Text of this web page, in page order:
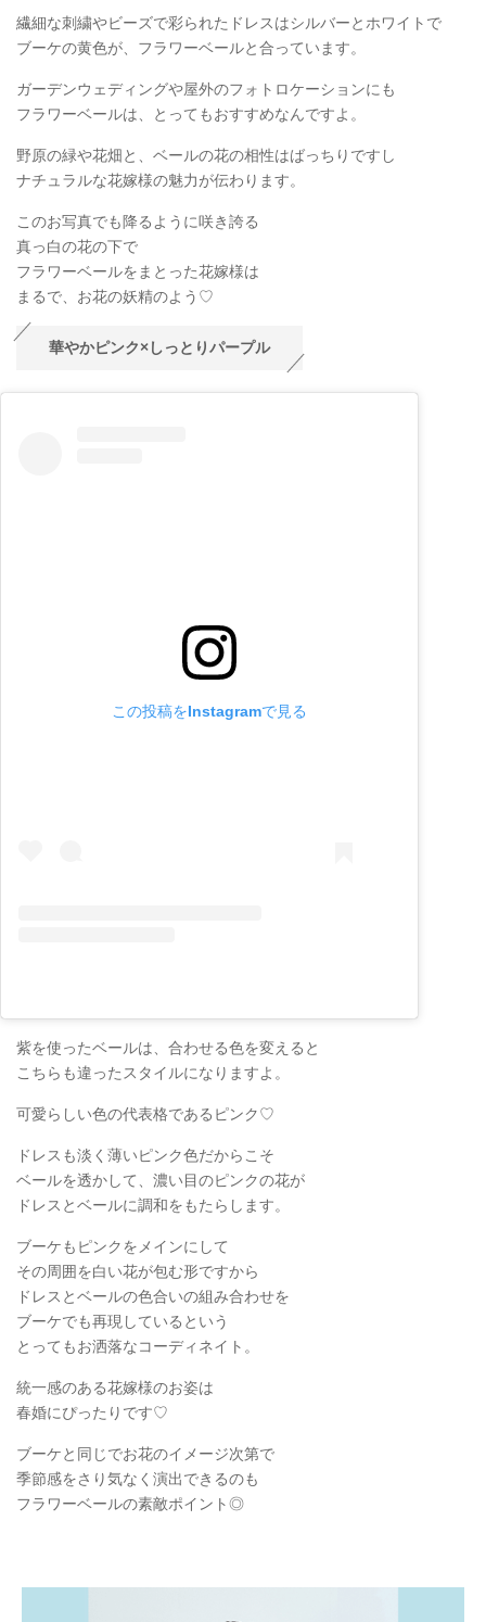
繊細な刺繍やビーズで彩られたドレスはシルバーとホワイトで
ブーケの黄色が、フラワーベールと合っています。
ガーデンウェディングや屋外のフォトロケーションにも
フラワーベールは、とってもおすすめなんですよ。
野原の緑や花畑と、ベールの花の相性はばっちりですし
ナチュラルな花嫁様の魅力が伝わります。
このお写真でも降るように咲き誇る
真っ白の花の下で
フラワーベールをまとった花嫁様は
まるで、お花の妖精のよう♡
華やかピンク×しっとりパープル
この投稿をInstagramで見る
紫を使ったベールは、合わせる色を変えると
こちらも違ったスタイルになりますよ。
可愛らしい色の代表格であるピンク♡
ドレスも淡く薄いピンク色だからこそ
ベールを透かして、濃い目のピンクの花が
ドレスとベールに調和をもたらします。
ブーケもピンクをメインにして
その周囲を白い花が包む形ですから
ドレスとベールの色合いの組み合わせを
ブーケでも再現しているという
とってもお洒落なコーディネイト。
統一感のある花嫁様のお姿は
春婚にぴったりです♡
ブーケと同じでお花のイメージ次第で
季節感をさり気なく演出できるのも
フラワーベールの素敵ポイント◎